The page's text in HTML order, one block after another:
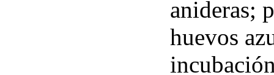
anideras;
huevos